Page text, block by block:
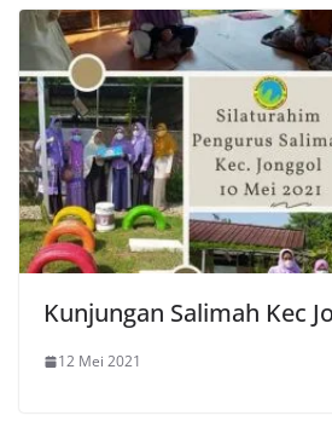
Kunjungan Salimah Kec
12 Mei 2021